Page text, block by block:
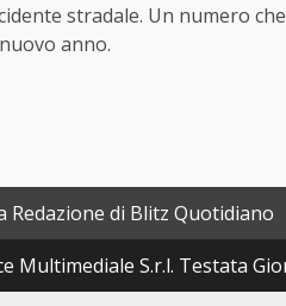
stradale. Un numero
anno.
Redazione di Blitz Quotidiano
Multimediale S.r.l. Testata